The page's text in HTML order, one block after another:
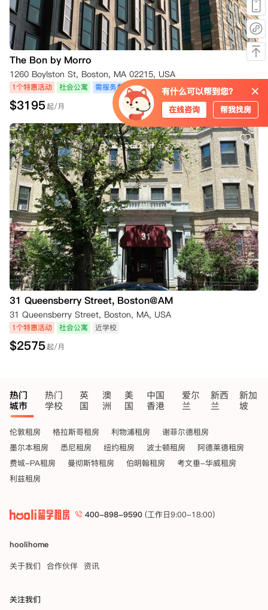
The Bon by Morro
1260 Boylston St, Boston, MA 02215, USA
1个特惠活动 社会公寓 需服务费 带电梯 健身房 包水电费 宠物友好
$3195起/月
31 Queensberry Street, Boston@AM
31 Queensberry Street, Boston, MA, USA
1个特惠活动 社会公寓 近学校
$2575起/月
热门
城市
热门
学校
英
国
澳
洲
美
国
中国
香港
爱尔
兰
新西
兰
新加
坡
伦敦租房 格拉斯哥租房 利物浦租房
谢菲尔德租房
墨尔本租房
悉尼租房 纽约租房 波士顿租房
阿德莱德租房
费城-PA租房
曼彻斯特租房 伯明翰租房
考文垂-华威租房
利兹租房
400-898-9590 (工作日9:00-18:00)
hoolihome
关于我们
合作伙伴 资讯
关注我们
有什么可以帮到您？
在线咨询 帮我找房